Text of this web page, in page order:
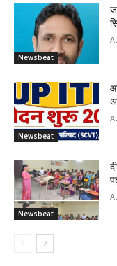
Newsbeat
Newsbeat
Newsbeat